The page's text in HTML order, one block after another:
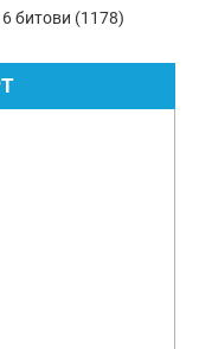
битови (1178)